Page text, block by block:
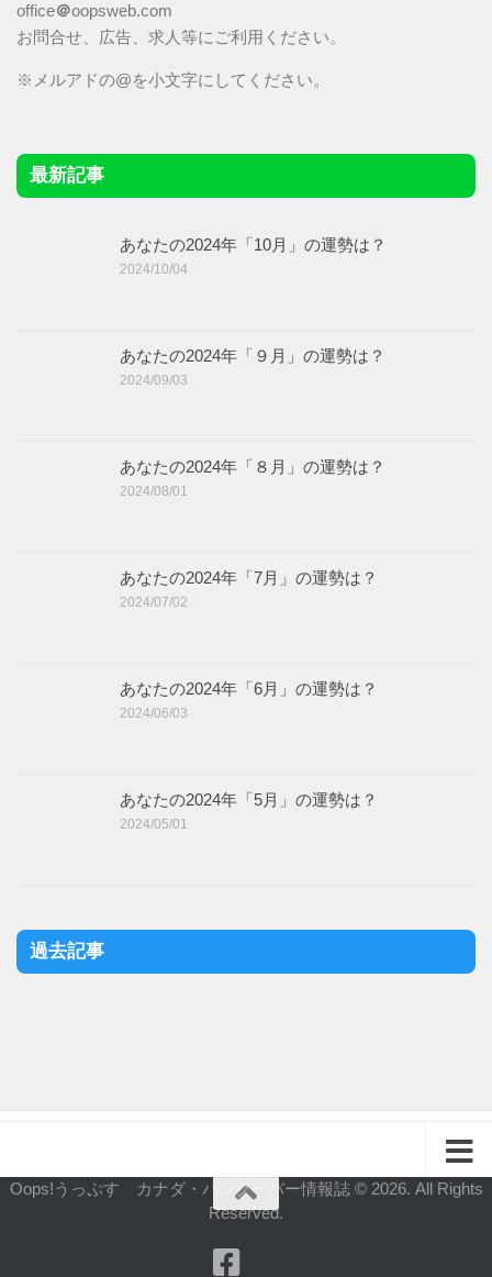
office＠oopsweb.com
お問合せ、広告、求人等にご利用ください。
※メルアドの@を小文字にしてください。
最新記事
あなたの2024年「10月」の運勢は？
2024/10/04
あなたの2024年「９月」の運勢は？
2024/09/03
あなたの2024年「８月」の運勢は？
2024/08/01
あなたの2024年「7月」の運勢は？
2024/07/02
あなたの2024年「6月」の運勢は？
2024/06/03
あなたの2024年「5月」の運勢は？
2024/05/01
過去記事
Oops!うっぷす カナダ・バンクーバー情報誌 © 2026. All Rights
Reserved.